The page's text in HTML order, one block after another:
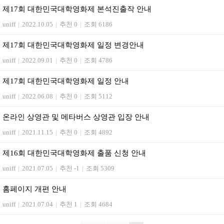
제17회 대한민국대학영화제 본석진출작 안내
uniff | 2022.10.05 | 추천 0 | 조회 6186
제17회 대한민국대학영화제 일정 변경안내
uniff | 2022.09.01 | 추천 0 | 조회 4786
제17회 대한민국대학영화제 일정 안내
uniff | 2022.06.08 | 추천 0 | 조회 5112
온라인 상영관 및 메타버스 상영관 입장 안내
uniff | 2021.11.15 | 추천 0 | 조회 4892
제16회 대한민국대학영화제 출품 신청 안내
uniff | 2021.07.05 | 추천 -1 | 조회 5309
홈페이지 개편 안내
uniff | 2021.07.04 | 추천 1 | 조회 4684